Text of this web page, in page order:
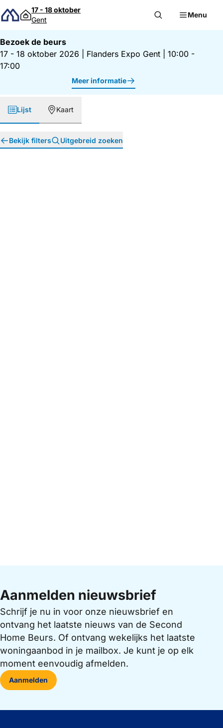
Direct naar inhoud
17 - 18 oktober
Gent
Menu
Bezoek de beurs
17 - 18 oktober 2026
Flanders Expo Gent
10:00 -
17:00
Meer informatie
Lijst Kaart
Bekijk filters Uitgebreid zoeken
Aanmelden nieuwsbrief
Schrijf je nu in voor onze nieuwsbrief en
ontvang het laatste nieuws van de Second
Home Beurs. Of ontvang wekelijks het laatste
woningaanbod in je mailbox. Je kunt je op elk
moment eenvoudig afmelden.
Aanmelden